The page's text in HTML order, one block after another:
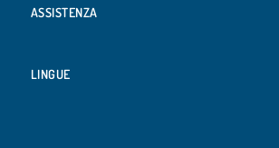
ASSISTENZA
LINGUE